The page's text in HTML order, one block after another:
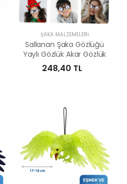
ŞAKA MALZEMELERI
Sallanan Şaka Gözlüğü
Yaylı Gözlük Akar Gözlük
248,40 TL